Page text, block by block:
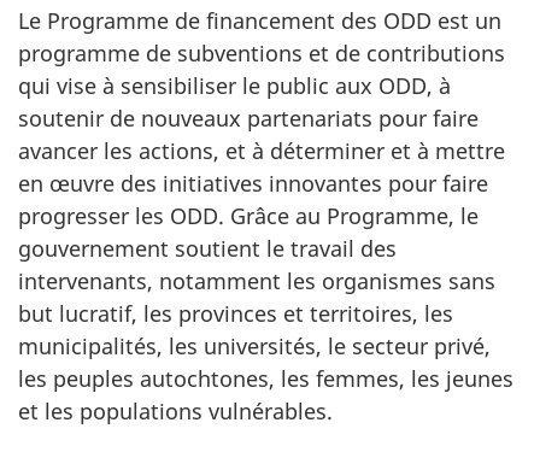
Le Programme de financement des ODD est un
programme de subventions et de contributions
qui vise à sensibiliser le public aux ODD, à
soutenir de nouveaux partenariats pour faire
avancer les actions, et à déterminer et à mettre
en œuvre des initiatives innovantes pour faire
progresser les ODD. Grâce au Programme, le
gouvernement soutient le travail des
intervenants, notamment les organismes sans
but lucratif, les provinces et territoires, les
municipalités, les universités, le secteur privé,
les peuples autochtones, les femmes, les jeunes
et les populations vulnérables.